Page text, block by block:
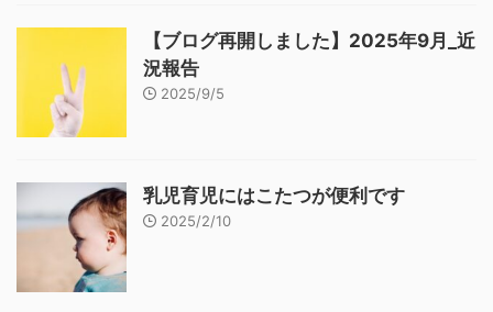
【ブログ再開しました】2025年9月_近
況報告
2025/9/5
乳児育児にはこたつが便利です
2025/2/10